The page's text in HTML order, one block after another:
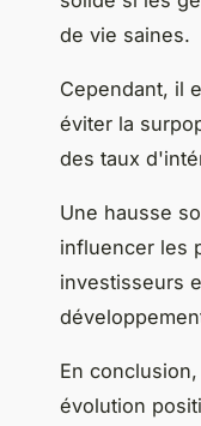
de vie saines.
Cependant, il
éviter la
des taux
Une hausse
influencer les
investisseurs
En
évolution